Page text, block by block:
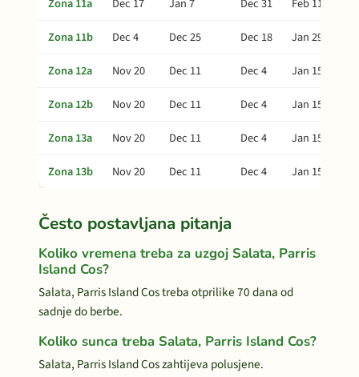
Zona 11a Dec 17 Jan 7 Dec 31
Feb 11
Zona 11b
Dec 4 Dec 25 Dec 18
Jan 29
Zona 12a
Nov 20 Dec 11 Dec 4
Jan 15
Zona 12b
Nov 20 Dec 11 Dec 4
Jan 15
Zona 13a
Nov 20 Dec 11 Dec 4
Jan 15
Zona 13b
Nov 20 Dec 11 Dec 4 Jan 15
Često postavljana pitanja
Koliko vremena treba za uzgoj Salata, Parris
Island Cos?
Salata, Parris Island Cos treba otprilike 70 dana od
sadnje do berbe.
Koliko sunca treba Salata, Parris Island Cos?
Salata, Parris Island Cos zahtijeva polusjene.